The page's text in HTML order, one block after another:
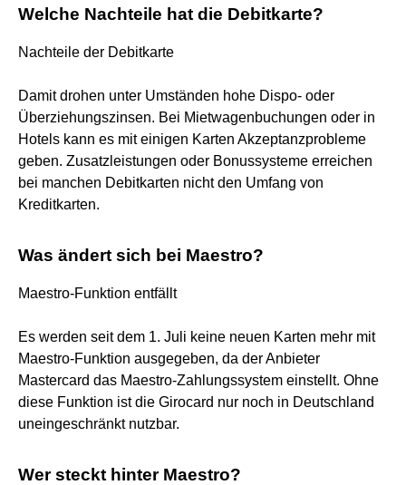
Welche Nachteile hat die Debitkarte?
Nachteile der Debitkarte
Damit drohen unter Umständen hohe Dispo- oder
Überziehungszinsen. Bei Mietwagenbuchungen oder in
Hotels kann es mit einigen Karten Akzeptanzprobleme
geben. Zusatzleistungen oder Bonussysteme erreichen
bei manchen Debitkarten nicht den Umfang von
Kreditkarten.
Was ändert sich bei Maestro?
Maestro-Funktion entfällt
Es werden seit dem 1. Juli keine neuen Karten mehr mit
Maestro-Funktion ausgegeben, da der Anbieter
Mastercard das Maestro-Zahlungssystem einstellt. Ohne
diese Funktion ist die Girocard nur noch in Deutschland
uneingeschränkt nutzbar.
Wer steckt hinter Maestro?